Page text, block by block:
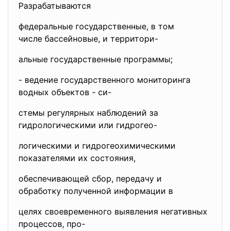
Разрабатываются
федеральные государственные, в том
числе бассейновые, и территори-
альные государственные программы;
- ведение государственного мониторинга
водных объектов - си-
стемы регулярных наблюдений за
гидрологическими или гидрогео-
логическими и гидрогеохимическими
показателями их состояния,
обеспечивающей сбор, передачу и
обработку полученной информации в
целях своевременного выявления негативных
процессов, про-